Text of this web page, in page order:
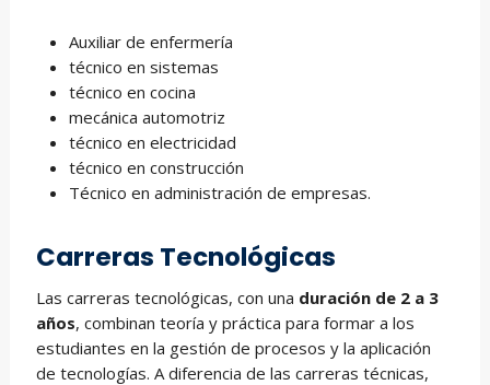
Auxiliar de enfermería
técnico en sistemas
técnico en cocina
mecánica automotriz
técnico en electricidad
técnico en construcción
Técnico en administración de empresas.
Carreras Tecnológicas
Las carreras tecnológicas, con una duración de 2 a 3
años, combinan teoría y práctica para formar a los
estudiantes en la gestión de procesos y la aplicación
de tecnologías. A diferencia de las carreras técnicas,